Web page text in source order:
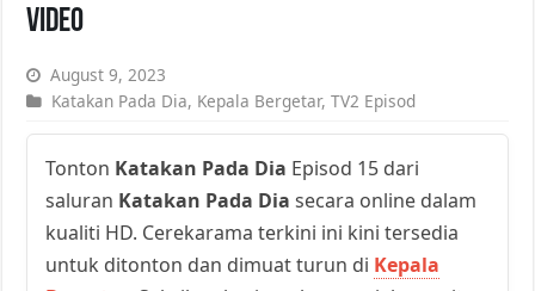
Video
August 9, 2023
Katakan Pada Dia, Kepala Bergetar,TV2 Episod
Tonton Katakan Pada Dia Episod 15 dari
saluran Katakan Pada Dia secara online dalam
kualiti HD. Cerekarama terkini ini kini tersedia
untuk ditonton dan dimuat turun di Kepala